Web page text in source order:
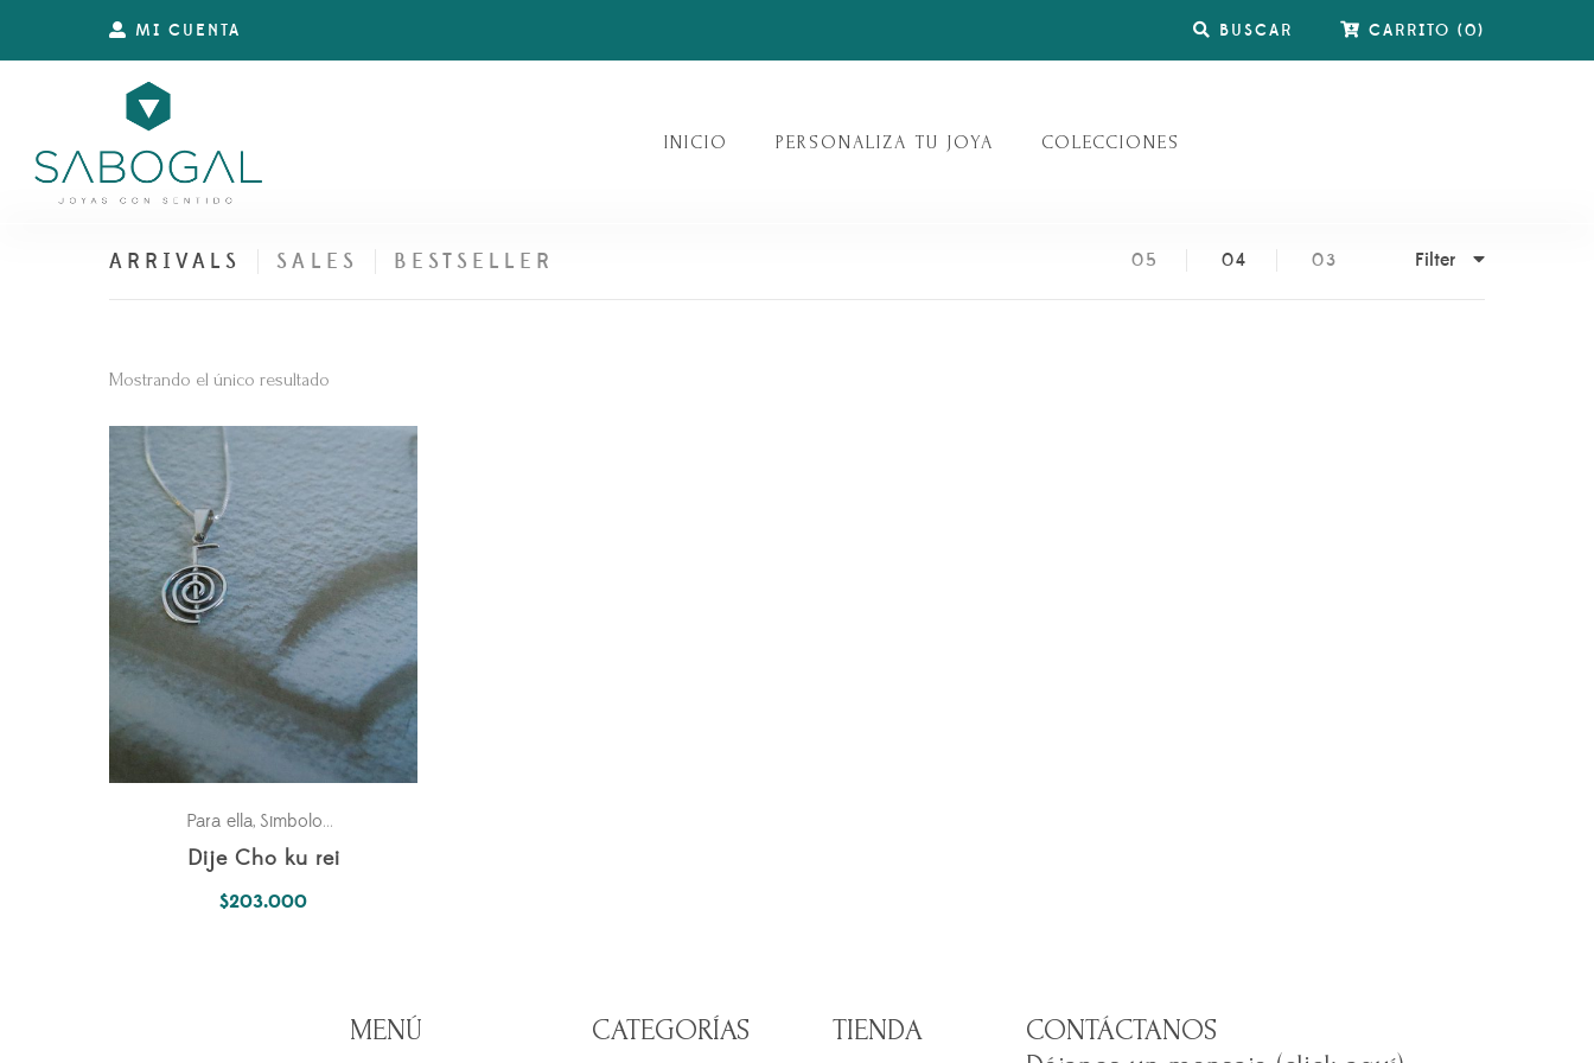
MI CUENTA BUSCAR CARRITO (0)
INICIO PERSONALIZA TU JOYA COLECCIONES
ARRIVALS SALES BESTSELLER 05 04 03 Filter
Mostrando el único resultado
Para ella, Simbología Del Alma
Dije Cho ku rei
$203.000
MENÚ CATEGORÍAS TIENDA
CONTÁCTANOS